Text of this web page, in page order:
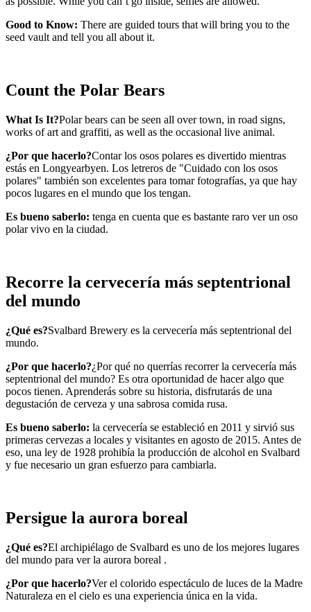
Good to Know: There are guided tours that will bring you to the
seed vault and tell you all about it.
Count the Polar Bears
What Is It?Polar bears can be seen all over town, in road signs,
works of art and graffiti, as well as the occasional live animal.
¿Por que hacerlo?Contar los osos polares es divertido mientras
estás en Longyearbyen. Los letreros de "Cuidado con los osos
polares" también son excelentes para tomar fotografías, ya que hay
pocos lugares en el mundo que los tengan.
Es bueno saberlo: tenga en cuenta que es bastante raro ver un oso
polar vivo en la ciudad.
Recorre la cervecería más septentrional
del mundo
¿Qué es?Svalbard Brewery es la cervecería más septentrional del
mundo.
¿Por que hacerlo?¿Por qué no querrías recorrer la cervecería más
septentrional del mundo? Es otra oportunidad de hacer algo que
pocos tienen. Aprenderás sobre su historia, disfrutarás de una
degustación de cerveza y una sabrosa comida rusa.
Es bueno saberlo: la cervecería se estableció en 2011 y sirvió sus
primeras cervezas a locales y visitantes en agosto de 2015. Antes de
eso, una ley de 1928 prohibía la producción de alcohol en Svalbard
y fue necesario un gran esfuerzo para cambiarla.
Persigue la aurora boreal
¿Qué es?El archipiélago de Svalbard es uno de los mejores lugares
del mundo para ver la aurora boreal .
¿Por que hacerlo?Ver el colorido espectáculo de luces de la Madre
Naturaleza en el cielo es una experiencia única en la vida.